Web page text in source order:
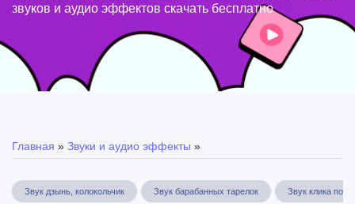
звуков и аудио эффектов скачать бесплатно
Главная » Звуки и аудио эффекты »
Звук дзынь, колокольчик Звук барабанных тарелок Звук клика по